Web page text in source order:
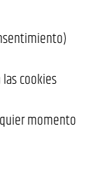
las cookies
momento